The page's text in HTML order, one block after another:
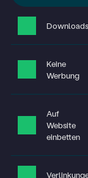
Downloads
Keine
Werbung
Auf
Website
einbetten